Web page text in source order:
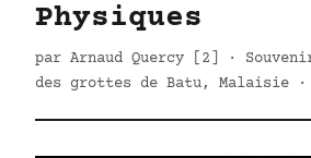
Physiques
par Arnaud Quercy [2] ·
des grottes de Batu, Malaisie ·